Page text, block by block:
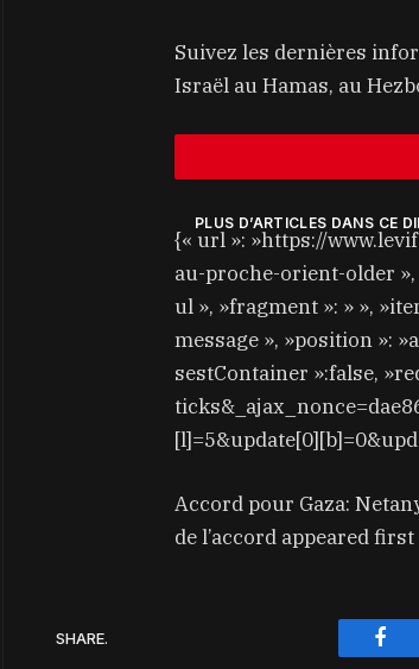
Suivez les dernières
Israël au Hamas, au
PLUS D’ARTICLES DANS CE
{« url »: »https://
au-proche-orient-older
ul », »fragment »: » »,
message », »position »:
sestContainer »:false,
Accord pour Gaza:
de l’accord appeared
SHARE.